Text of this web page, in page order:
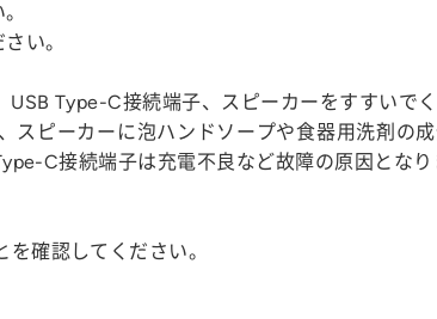
い。
Type-C接続端子、スピーカーをすすいでく
スピーカーに泡ハンドソープや食器用洗剤の
C接続端子は充電不良など故障の原因となり
確認してください。